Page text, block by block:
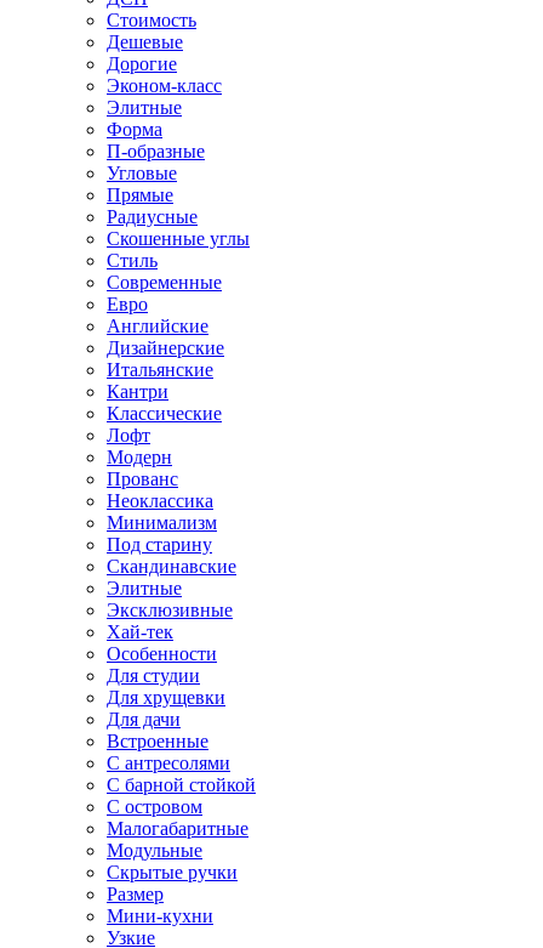
Стоимость
Дешевые
Дорогие
Эконом-класс
Элитные
Форма
П-образные
Угловые
Прямые
Радиусные
Скошенные углы
Стиль
Современные
Евро
Английские
Дизайнерские
Итальянские
Кантри
Классические
Лофт
Модерн
Прованс
Неоклассика
Минимализм
Под старину
Скандинавские
Элитные
Эксклюзивные
Хай-тек
Особенности
Для студии
Для хрущевки
Для дачи
Встроенные
С антресолями
С барной стойкой
С островом
Малогабаритные
Модульные
Скрытые ручки
Размер
Мини-кухни
Узкие